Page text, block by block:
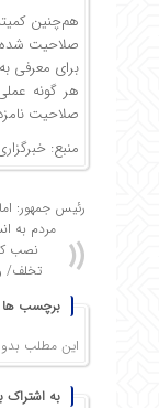
هم‌چنین
صلاحیت
برای معرفی
هر گونه
صلاحیت
منبع:
رئیس جمهور:
مردم به
نصب
تخلف/ وصول ۲۴۰۰ میلیارد
برچسب ها
این مطلب
به اشتراک